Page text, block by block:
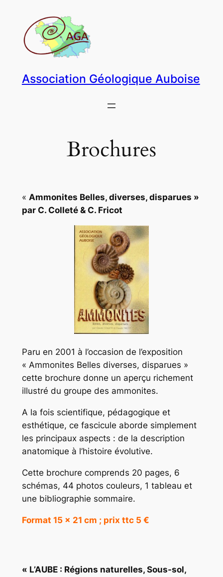
contenu
Association Géologique Auboise
Brochures
« Ammonites Belles, diverses, disparues »
par C. Colleté & C. Fricot
Paru en 2001 à l’occasion de l’exposition
« Ammonites Belles diverses, disparues »
cette brochure donne un aperçu richement
illustré du groupe des ammonites.
A la fois scientifique, pédagogique et
esthétique, ce fascicule aborde simplement
les principaux aspects : de la description
anatomique à l’histoire évolutive.
Cette brochure comprends 20 pages, 6
schémas, 44 photos couleurs, 1 tableau et
une bibliographie sommaire.
Format 15 x 21 cm ; prix ttc 5 €
« L’AUBE : Régions naturelles, Sous-sol,